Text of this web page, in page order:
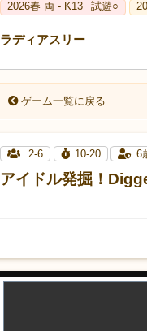
2026春 両 - K13 試遊○
ラディアスリー
ゲーム一覧に戻る
2-6 10-20 6
アイドル発掘！